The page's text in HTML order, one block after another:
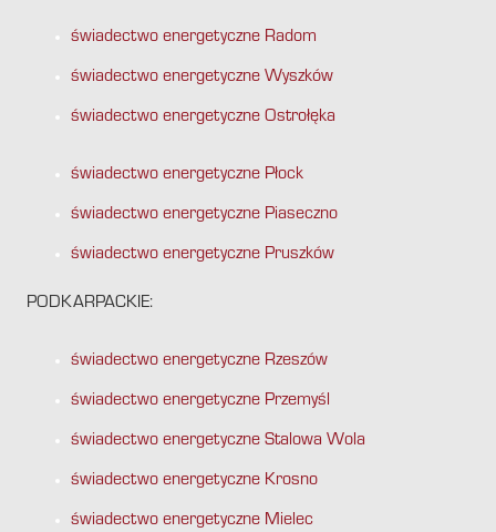
świadectwo energetyczne Radom
świadectwo energetyczne Wyszków
świadectwo energetyczne Ostrołęka
świadectwo energetyczne Płock
świadectwo energetyczne Piaseczno
świadectwo energetyczne Pruszków
PODKARPACKIE:
świadectwo energetyczne Rzeszów
świadectwo energetyczne Przemyśl
świadectwo energetyczne Stalowa Wola
świadectwo energetyczne Krosno
świadectwo energetyczne Mielec